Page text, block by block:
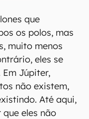
que
os polos, mas
muito menos
eles se
Júpiter,
não existem,
Até aqui,
eles não